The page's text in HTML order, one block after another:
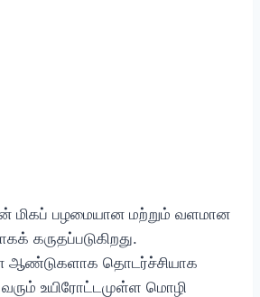
மிகப் பழமையான மற்றும் வளமான
கருதப்படுகிறது.
தொடர்ச்சியாக
உயிரோட்டமுள்ள மொழி